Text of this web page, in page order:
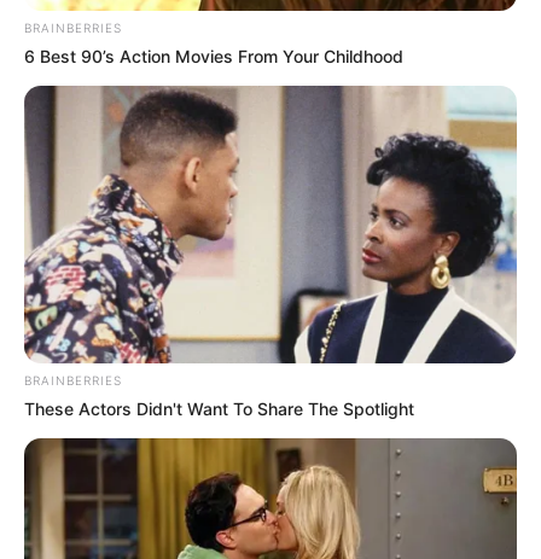
Hier geht es zu den
schönsten Urlaubsregionen in
Deutschland
und hier gibt es Tipps für weltweite
Reiseziele. Hierzu gehören spannende Reiseberichte
über dieInsel der Dämonen, Monster, Drachen, Götter
und tausend Tempelsowie dieOstküste von Australien
Von dieser Seite aus können Hotels, Pensionen,
Ferienwohnungen und Urlaubsunterkünfte verschiedener
Anbieter in Detmold gesucht und online gebucht werden.
BRAINBERRIES
6 Best 90’s Action Movies From Your Childhood
BRAINBERRIES
These Actors Didn't Want To Share The Spotlight